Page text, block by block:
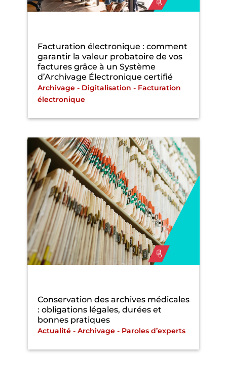
Facturation électronique : comment
garantir la valeur probatoire de vos
factures grâce à un Système
d’Archivage Électronique certifié
Archivage- Digitalisation - Facturation
électronique
Conservation des archives médicales
: obligations légales, durées et
bonnes pratiques
Actualité- Archivage- Paroles d’experts